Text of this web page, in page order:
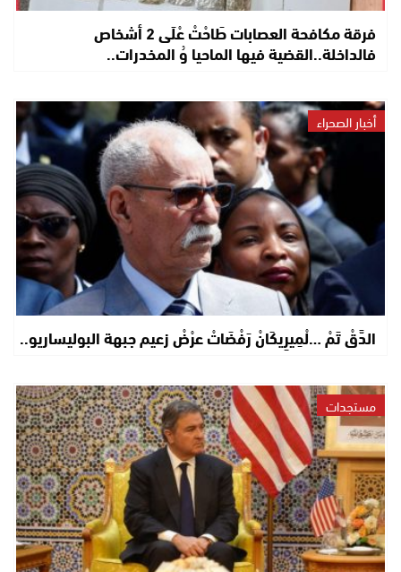
فرقة مكافحة العصابات طَاحْتْ عْلَى 2 أشخاص
فالداخلة..القضية فيها الماحيا وُ المخدرات..
أخبار الصحراء
الدَّقْ تَمْ …لْمِيرِيكَانْ رَفْضَاتْ عرْضْ زعيم جبهة البوليساريو..
مستجدات